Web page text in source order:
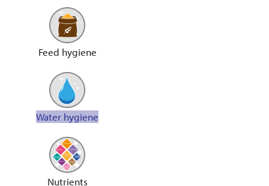
Feed hygiene
Water hygiene
Nutrients